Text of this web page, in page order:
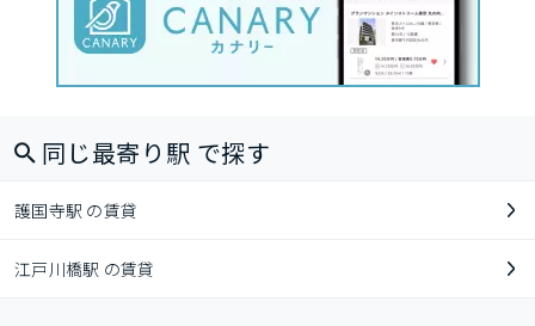
同じ最寄り駅 で探す
護国寺駅 の賃貸
江戸川橋駅 の賃貸